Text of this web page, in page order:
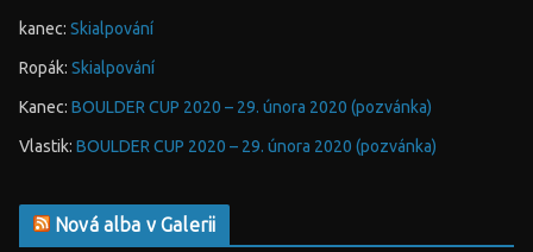
kanec: Skialpování
Ropák: Skialpování
Kanec: BOULDER CUP 2020 – 29. února 2020 (pozvánka)
Vlastik: BOULDER CUP 2020 – 29. února 2020 (pozvánka)
Nová alba v Galerii